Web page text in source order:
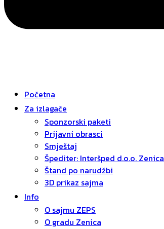
Početna
Za izlagače
Sponzorski paketi
Prijavni obrasci
Smještaj
Špediter: Interšped d.o.o. Zenica
Štand po narudžbi
3D prikaz sajma
Info
O sajmu ZEPS
O gradu Zenica